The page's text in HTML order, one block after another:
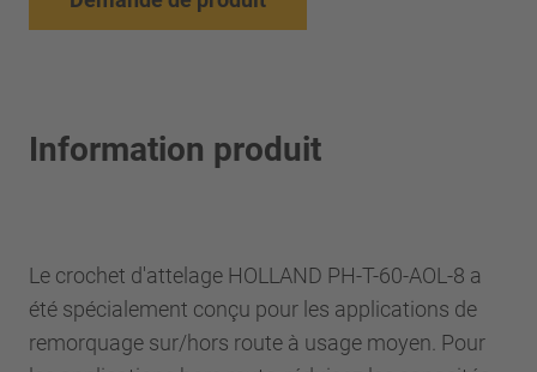
Information produit
Le crochet d'attelage HOLLAND PH-T-60-AOL-8 a
été spécialement conçu pour les applications de
remorquage sur/hors route à usage moyen. Pour